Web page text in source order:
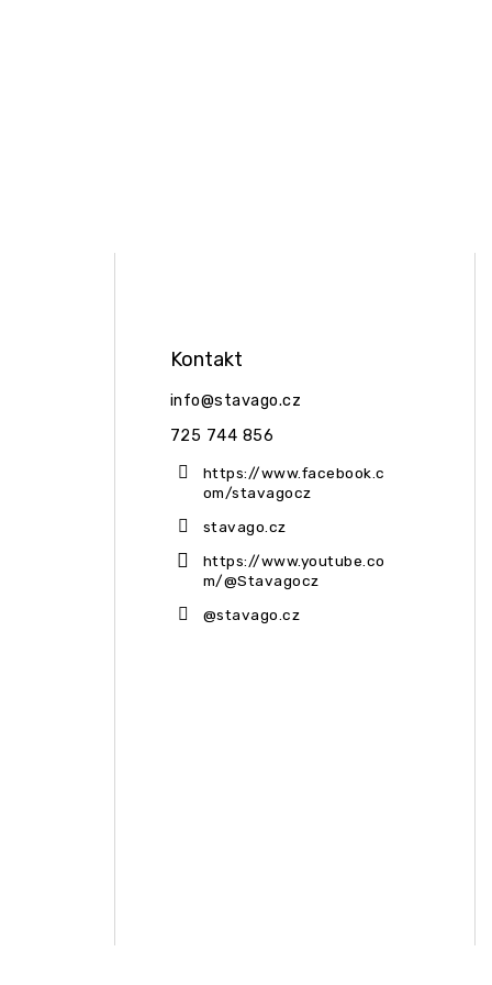
Kontakt
info@stavago.cz
725 744 856
https://www.facebook.c
om/stavagocz
stavago.cz
https://www.youtube.co
m/@Stavagocz
@stavago.cz